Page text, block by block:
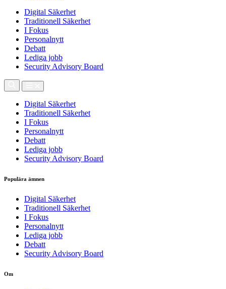
Digital Säkerhet
Traditionell Säkerhet
I Fokus
Personalnytt
Debatt
Lediga jobb
Security Advisory Board
Digital Säkerhet
Traditionell Säkerhet
I Fokus
Personalnytt
Debatt
Lediga jobb
Security Advisory Board
Populära ämnen
Digital Säkerhet
Traditionell Säkerhet
I Fokus
Personalnytt
Lediga jobb
Debatt
Security Advisory Board
Om